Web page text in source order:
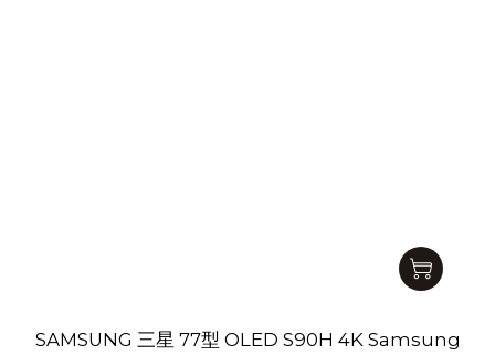
SAMSUNG 三星 77型 OLED S90H 4K Samsung